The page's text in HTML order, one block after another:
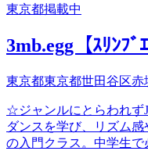
東京都掲載中
3mb.egg【ｽﾘﾝﾌﾞｴ
東京都東京都世田谷区赤
☆ジャンルにとらわれず
ダンスを学び、リズム
の入門クラス。中学生